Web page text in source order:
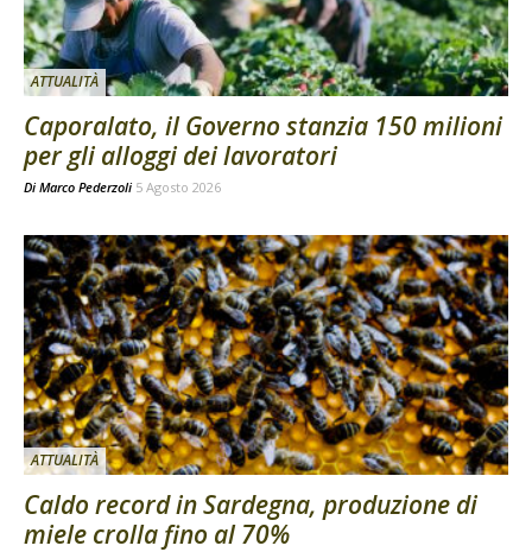
ATTUALITÀ
Caporalato, il Governo stanzia 150 milioni
per gli alloggi dei lavoratori
Di Marco Pederzoli 5 Agosto 2026
ATTUALITÀ
Caldo record in Sardegna, produzione di
miele crolla fino al 70%